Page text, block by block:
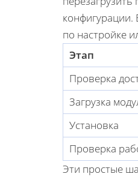
конфигурации.
по настройке
Этап
Проверка
Загрузка
Установка
Проверка
Эти простые